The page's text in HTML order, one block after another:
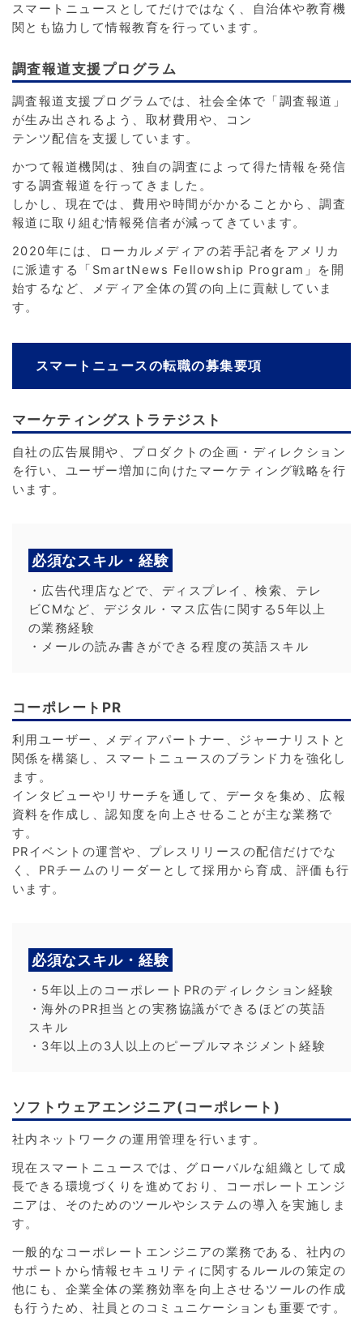
スマートニュースとしてだけではなく、自治体や教育機
関とも協力して情報教育を行っています。
調査報道支援プログラム
調査報道支援プログラムでは、社会全体で「調査報道」
が生み出されるよう、取材費用や、コン
テンツ配信を支援しています。
かつて報道機関は、独自の調査によって得た情報を発信
する調査報道を行ってきました。
しかし、現在では、費用や時間がかかることから、調査
報道に取り組む情報発信者が減ってきています。
2020年には、ローカルメディアの若手記者をアメリカ
に派遣する「SmartNews Fellowship Program」を開
始するなど、メディア全体の質の向上に貢献していま
す。
スマートニュースの転職の募集要項
マーケティングストラテジスト
自社の広告展開や、プロダクトの企画・ディレクション
を行い、ユーザー増加に向けたマーケティング戦略を行
います。
必須なスキル・経験
・広告代理店などで、ディスプレイ、検索、テレ
ビCMなど、デジタル・マス広告に関する5年以上
の業務経験
・メールの読み書きができる程度の英語スキル
コーポレートPR
利用ユーザー、メディアパートナー、ジャーナリストと
関係を構築し、スマートニュースのブランド力を強化し
ます。
インタビューやリサーチを通して、データを集め、広報
資料を作成し、認知度を向上させることが主な業務で
す。
PRイベントの運営や、プレスリリースの配信だけでな
く、PRチームのリーダーとして採用から育成、評価も行
います。
必須なスキル・経験
・5年以上のコーポレートPRのディレクション経験
・海外のPR担当との実務協議ができるほどの英語
スキル
・3年以上の3人以上のピープルマネジメント経験
ソフトウェアエンジニア(コーポレート)
社内ネットワークの運用管理を行います。
現在スマートニュースでは、グローバルな組織として成
長できる環境づくりを進めており、コーポレートエンジ
ニアは、そのためのツールやシステムの導入を実施しま
す。
一般的なコーポレートエンジニアの業務である、社内の
サポートから情報セキュリティに関するルールの策定の
他にも、企業全体の業務効率を向上させるツールの作成
も行うため、社員とのコミュニケーションも重要です。